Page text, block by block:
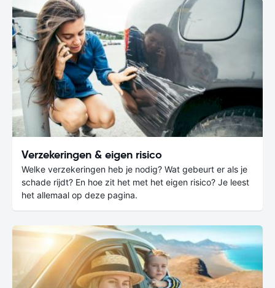
Verzekeringen & eigen risico
Welke verzekeringen heb je nodig? Wat gebeurt er als je
schade rijdt? En hoe zit het met het eigen risico? Je leest
het allemaal op deze pagina.